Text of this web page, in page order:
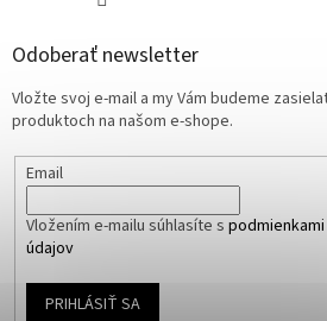
Odoberať newsletter
Vložte svoj e-mail a my Vám budeme
produktoch na našom e-shope.
Email
Vložením e-mailu súhlasíte s
údajov
PRIHLÁSIŤ SA